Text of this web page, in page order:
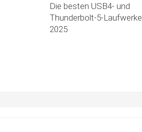
Die besten USB4- und
Thunderbolt-5-Laufwerke
2025